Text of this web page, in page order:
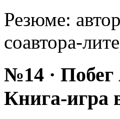
Резюме:
соавтора-
№14 ·
Книга-игра